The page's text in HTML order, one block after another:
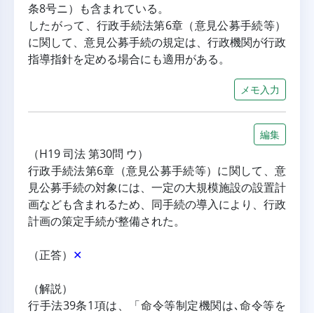
条8号ニ）も含まれている。
したがって、行政手続法第6章（意見公募手続等）
に関して、意見公募手続の規定は、行政機関が行政
指導指針を定める場合にも適用がある。
メモ入力
編集
（H19 司法 第30問 ウ）
行政手続法第6章（意見公募手続等）に関して、意
見公募手続の対象には、一定の大規模施設の設置計
画なども含まれるため、同手続の導入により、行政
計画の策定手続が整備された。
（正答） ✕
（解説）
行手法39条1項は、「命令等制定機関は､命令等を